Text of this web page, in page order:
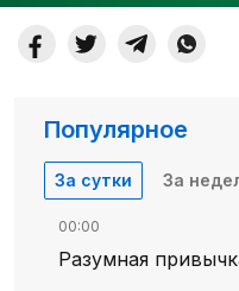
Популярное
За сутки За
00:00
Разумная